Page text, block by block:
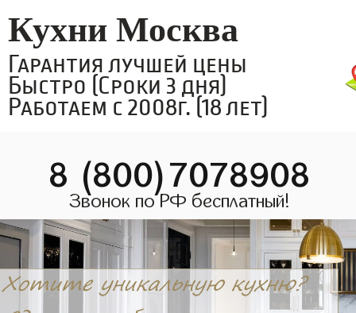
Кухни Москва
Гарантия лучшей цены
Быстро (Сроки 3 дня)
Работаем с 2008г. (18 лет)
8 (800)7078908
Звонок по РФ бесплатный!